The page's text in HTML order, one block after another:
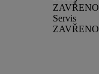
ZAVŘENO
Servis
ZAVŘENO